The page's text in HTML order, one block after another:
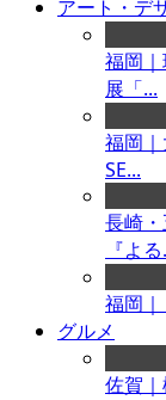
アート・デ
福岡
展「...
福岡
SE...
長崎
『よ
福岡
グルメ
佐賀